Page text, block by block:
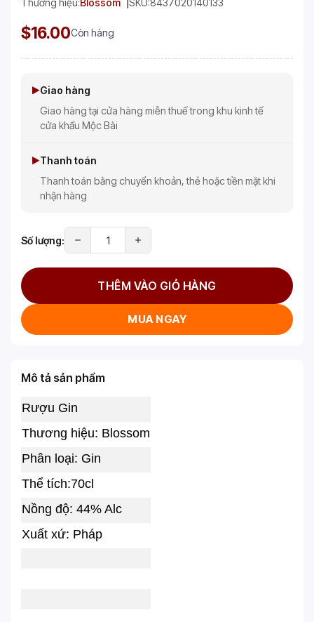
Thương hiệu:Blossom SKU:8437020140133
$16.00Còn hàng
Giao hàng
Giao hàng tại cửa hàng miễn thuế trong khu kinh tế
cửa khẩu Mộc Bài
Thanh toán
Thanh toán bằng chuyển khoản, thẻ hoặc tiền mặt khi
nhận hàng
Số lượng:
THÊM VÀO GIỎ HÀNG
MUA NGAY
Mô tả sản phẩm
Rượu Gin
Thương hiệu: Blossom
Phân loại: Gin
Thể tích:70cl
Nồng độ: 44% Alc
Xuất xứ: Pháp